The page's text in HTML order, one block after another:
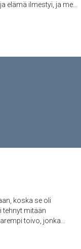
elämä ilmestyi, ja me
ja hänen Poikansa,
koska se oli
tehnyt mitään
toivo, jonka